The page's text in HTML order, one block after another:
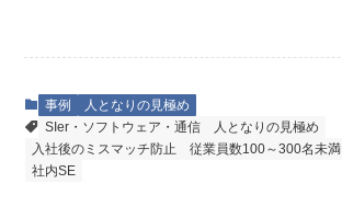
事例
人となりの見極め
SIer・ソフトウェア・通信
人となりの見極め
入社後のミスマッチ防止
従業員数100～300名未満
社内SE